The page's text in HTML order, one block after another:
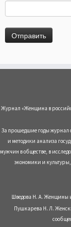
Журнал «Женщина в
За прошедшие годы журнал
и методики анализа
мужчин в обществе, в
экономики и
Шведова Н. А. Женщины и
Пушкарева Н. Л.